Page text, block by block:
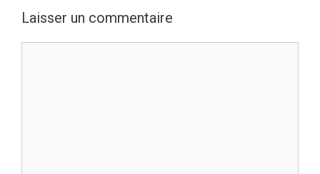
Laisser un commentaire